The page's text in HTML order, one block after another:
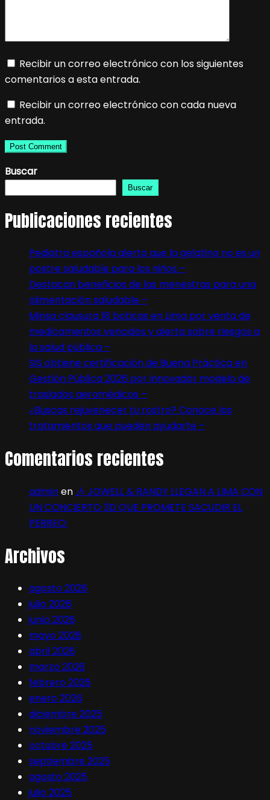
Recibir un correo electrónico con los siguientes
comentarios a esta entrada.
Recibir un correo electrónico con cada nueva
entrada.
Buscar
Buscar
Publicaciones recientes
Pediatra española alerta que la gelatina no es un
postre saludable para los niños –
Destacan beneficios de las menestras para una
alimentación saludable –
Minsa clausura 18 boticas en Lima por venta de
medicamentos vencidos y alerta sobre riesgos a
la salud pública –
SIS obtiene certificación de Buena Práctica en
Gestión Pública 2026 por innovador modelo de
traslados aeromédicos –
¿Buscas rejuvenecer tu rostro? Conoce los
tratamientos que pueden ayudarte –
Comentarios recientes
adminen 🎶 JOWELL & RANDY LLEGAN A LIMA CON
UN CONCIERTO 3D QUE PROMETE SACUDIR EL
PERREO:
Archivos
agosto 2026
julio 2026
junio 2026
mayo 2026
abril 2026
marzo 2026
febrero 2026
enero 2026
diciembre 2025
noviembre 2025
octubre 2025
septiembre 2025
agosto 2025
julio 2025